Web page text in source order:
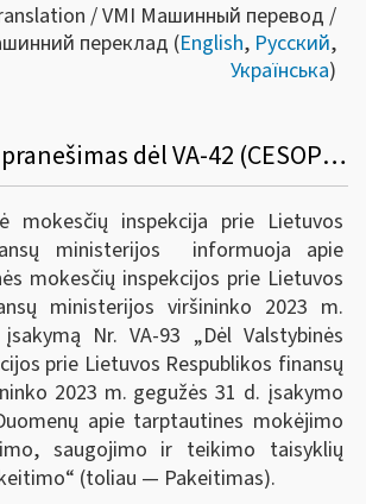
/ VMI Машинный перевод /
переклад (English, Русский,
Українська)
Informacinis pranešimas dėl VA-42 (CESOP) pakeitimo
mokesčių inspekcija prie Lietuvos
ministerijos informuoja apie
mokesčių inspekcijos prie Lietuvos
ministerijos viršininko 2023 m.
Nr. VA-93 „Dėl Valstybinės
prie Lietuvos Respublikos finansų
2023 m. gegužės 31 d. įsakymo
apie tarptautines mokėjimo
saugojimo ir teikimo taisyklių
(toliau — Pakeitimas).